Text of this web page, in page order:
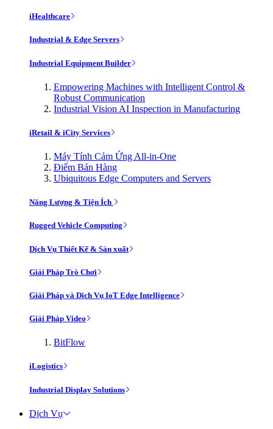
iHealthcare
Industrial & Edge Servers
Industrial Equipment Builder
Empowering Machines with Intelligent Control &
Robust Communication
Industrial Vision AI Inspection in Manufacturing
iRetail & iCity Services
Máy Tính Cảm Ứng All-in-One
Điểm Bán Hàng
Ubiquitous Edge Computers and Servers
Năng Lượng & Tiện Ích
Rugged Vehicle Computing
Dịch Vụ Thiết Kế & Sản xuất
Giải Pháp Trò Chơi
Giải Pháp và Dịch Vụ IoT Edge Intelligence
Giải Pháp Video
BitFlow
iLogistics
Industrial Display Solutions
Dịch Vụ